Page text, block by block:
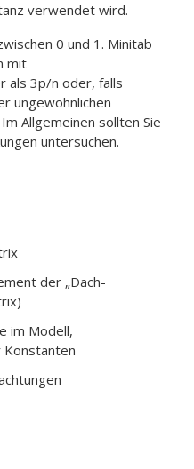
verwendet wird.
0 und 1. Minitab
mit
als 3p/n oder, falls
ungewöhnlichen
Allgemeinen sollten Sie
untersuchen.
der „Dach-
im Modell,
Konstanten